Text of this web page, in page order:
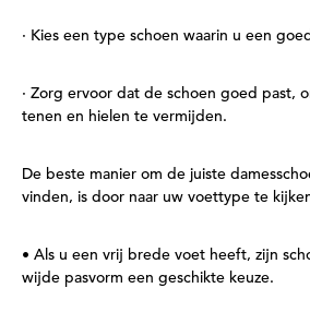
· Kies een type schoen waarin u een
· Zorg ervoor dat de schoen goed past,
tenen en hielen te vermijden.
De beste manier om de juiste
vinden, is door naar uw voettype te
• Als u een vrij brede voet heeft, zijn
wijde pasvorm een geschikte keuze.